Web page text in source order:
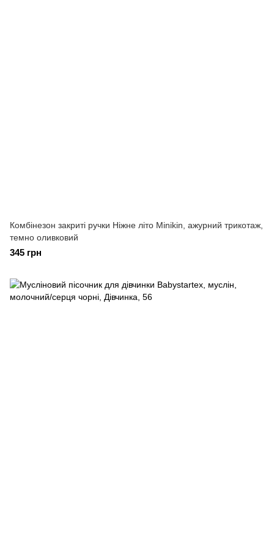
Комбінезон закриті ручки Ніжне літо Minikin, ажурний трикотаж,
темно оливковий
345 грн